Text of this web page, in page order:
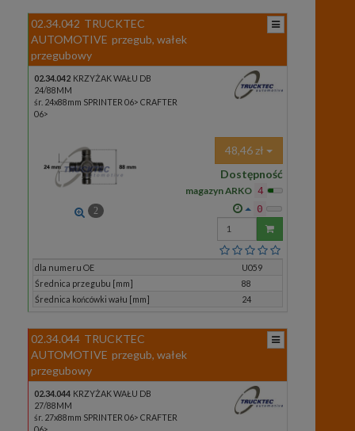
02.34.042 TRUCKTEC
AUTOMOTIVE przegub, wałek
przegubowy
02.34.042 KRZYŻAK WAŁU DB
24/88MM
śr. 24x88mm SPRINTER 06> CRAFTER
06>
2
48,46 zł
Dostępność
magazyn ARKO 4
0
Wprowadź
ilość
dla numeru OE
U059
Średnica przegubu [mm]
88
Średnica końcówki wału [mm]
24
02.34.044 TRUCKTEC
AUTOMOTIVE przegub, wałek
przegubowy
02.34.044 KRZYŻAK WAŁU DB
27/88MM
śr. 27x88mm SPRINTER 06> CRAFTER